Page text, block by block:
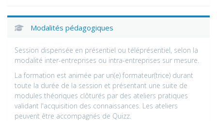
Modalités pédagogiques
Session dispensée en présentiel ou téléprésentiel, selon la
modalité inter-entreprises ou intra-entreprises sur mesure.
La formation est animée par un(e) formateur(trice) durant
toute la durée de la session et présentant une suite de
modules théoriques clôturés par des ateliers pratiques
validant l'acquisition des connaissances. Les ateliers
peuvent être accompagnés de Quizz.